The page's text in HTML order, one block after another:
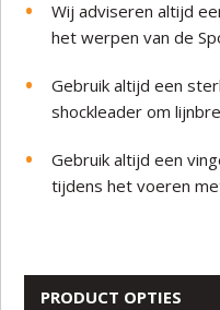
Wij adviseren altijd
het werpen van de
Gebruik altijd een
shockleader om
Gebruik altijd een
tijdens het voeren
PRODUCT OPTIES